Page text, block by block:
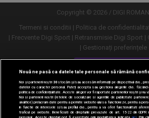
Copyright © 2026 / DIGI
Termeni si conditii
Politica de
Frecvente Digi Sport
Retransmisie Digi Sport
Gestionați preferințele
Versiune desktop
Nouă ne pasă ca datele tale personale să rămână
Noi și partenerii noștri30stocăm și/sau accesăm informații pe dispozitivul dvs.,
datelor cu caracter personal. Puteți accepta sau gestiona alegerile dvs. făcând
politica de confidențialitate. Aceste alegeri vor fi raportate partenerilor noștri și nu
Noi si partenerii nostri (retelele de socializare si agentiile de publicitate
analitice) prelucram date pentru a permite website-ului sa functioneze, pentru a
in functie de interesele si/sau profilul dvs., pentru a va oferi functionalitati
traficul pe website. Beneficiati de drepturile prevazute de art. 15-22 din